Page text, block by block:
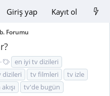
Giriş yap Kayıt ol
Forumu
t
i
k
en iyi tv dizileri
dizileri tv filmleri
tv izle
tv'de bugün